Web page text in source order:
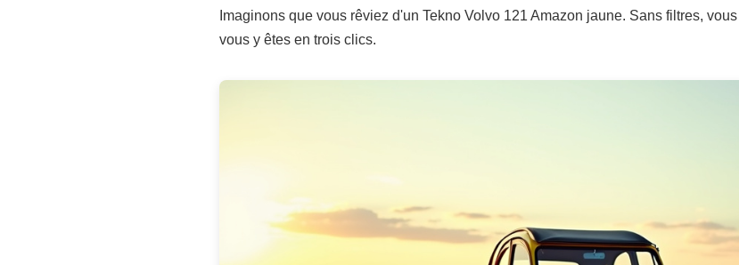
Imaginons que vous rêviez d'un Tekno Volvo 121 Amazon jaune. Sans filtres,
vous y êtes en trois clics.